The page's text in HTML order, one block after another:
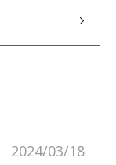
2024/03/18